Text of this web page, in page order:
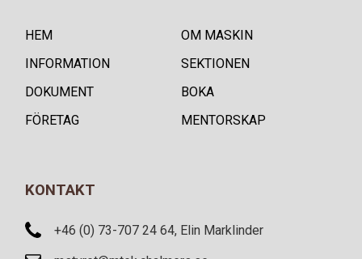
HEM
OM MASKIN
INFORMATION
SEKTIONEN
DOKUMENT
BOKA
FÖRETAG
MENTORSKAP
KONTAKT
+46 (0) 73-707 24 64, Elin Marklinder